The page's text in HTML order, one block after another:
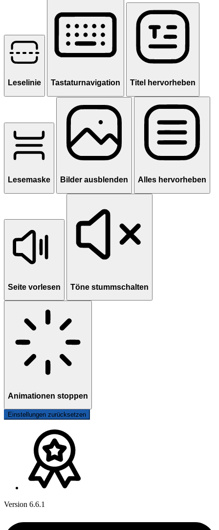
Leselinie Tastaturnavigation Titel hervorheben
Lesemaske Bilder ausblenden Alles hervorheben
Seite vorlesen Töne stummschalten
Animationen stoppen
Einstellungen zurücksetzen
Version 6.6.1